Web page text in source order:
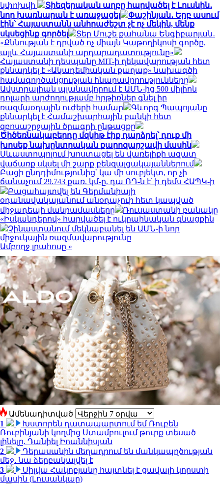
կփոխվի
Տիեզերական աղբը հարվածել է Լուսնին․
նոր խառնարան է առաջացել
Փաշինյան․ Երբ ասում
էին՝ Հայաստանն անհրաժեշտ չէ ոչ մեկին, մենք
սկսեցինք գործել
Տեր Մուշե քահանա Ենգիբարյան․
«Քննության է դրված ոչ միայն Կաթողիկոսի գործը,
այլև Հայաստանի արդարադատությունը»
Հայաստանի դեսպանը MIT-ի ղեկավարության հետ
քննարկել է «Ակադեմիական քաղաք» նախագծի
համագործակցության հնարավորությունները
Ավստրալիան պլանավորում է ԱՄՆ-ից 500 միլիոն
դոլարի արժողությամբ հրթիռներ գնել իր
ռազմաօդային ուժերի համար
Գևորգ Պապոյանը
քննարկել է Համաշխարհային բանկի հետ
զբոսաշրջային ծրագրի ընթացքը
Ծիծեռնակաբերդը մզկիթ էիք դարձրել՝ դուք մի
խոսեք նախընտրական քարոզարշավի մասին
Սևաստոպոլում խոստացել են վառելիքի ազատ
վաճառք սկսել մի շարք բենզալցակայաններում
Բացի ընդդիմությունից՝ կա մի սուբյեկտ, որ չի
ճանաչում 29.743 քառ. կմ-ը. դա ՌԴ-ն է՝ ի դեմս ՀԱՊԿ-ի
Բացահայտվել են Գերմանիայի
օդանավակայանում անօդաչուի հետ կապված
միջադեպի մանրամասները
Ռուսաստանի բանակը
«Իսկանդերով» հարվածել է ուկրաինական գնացքին
Չինաստանում մեկնաբանել են ԱՄՆ-ի նոր
միջուկային ռազմավարությունը
Ամբողջ լրահոսը »
Ամենադիտված
1
Խստորեն դատապարտում եմ Ռուբեն
Ռուբինյանի կողմից Ստամբուլում թուրք տեսած
լինելը. Դանիել Իոաննիսյան
2
Դերասանին մեղադրում են մանկապղծության
մեջ․ նա ձերբակալվել է
3
Սիլվա Հակոբյանը հայտնել է ցավալի կորստի
մասին (Լուսանկար)